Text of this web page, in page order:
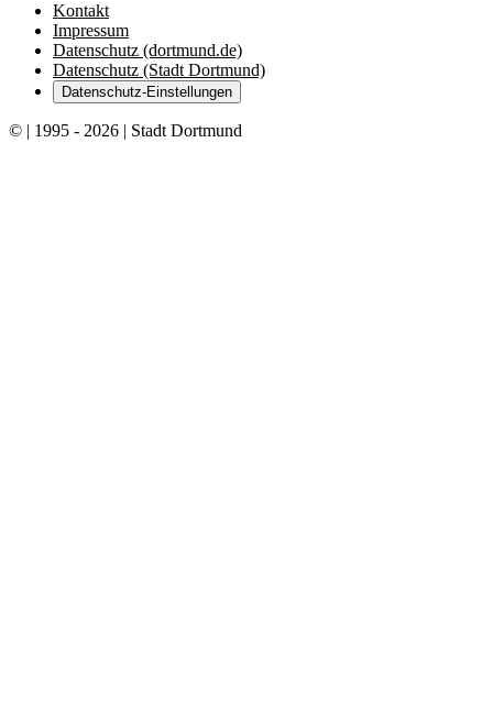
Kontakt
Impressum
Datenschutz (dortmund.de)
Datenschutz (Stadt Dortmund)
Datenschutz-Einstellungen
© | 1995 - 2026 | Stadt Dortmund